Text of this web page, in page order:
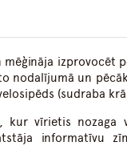
mēģināja
nodalījumā un
(sudraba
vīrietis nozaga
informatīvu